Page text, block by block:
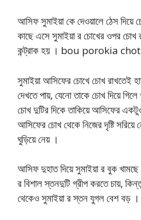
আসিফ সুমাইয়া কে দেওয়ালে ঠেস
কাছে এসে সুমাইয়া র চোখের ওপর
কন্ট্রাক হয় । bou porokia
সুমাইয়া আসিফের চোখে চোখ রাখতেই
দেখতে পায়, যেনো তাকে চোখ দিয়ে
চোখ দুটির দিকে তাকিয়ে আসিফের
আসিফের চোখ থেকে নিজের দৃষ্টি
ঘুড়িয়ে নেয় ।
আসিফ দুহাত দিয়ে সুমাইয়া র বুক
র বিশাল স্তনদুটি গ্রীপ করতে চায়,
থেকেও সুমাইয়া র স্তন যুগল বেশ বড় ।